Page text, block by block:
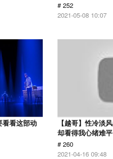
# 252
2021-05-08 10:07
看看这部动
【越哥】性冷淡
却看得我心绪难平
# 260
2021-04-16 09:48